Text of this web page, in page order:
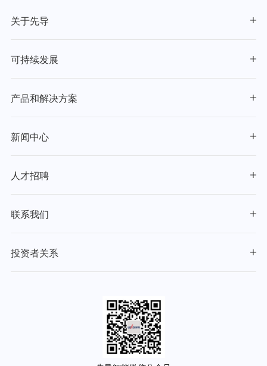
关于先导
可持续发展
产品和解决方案
新闻中心
人才招聘
联系我们
投资者关系